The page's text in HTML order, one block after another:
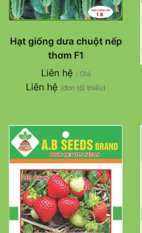
Hạt giống dưa chuột nếp
thơm F1
Liên hệ / Giá
Liên hệ (đơn tối thiểu)